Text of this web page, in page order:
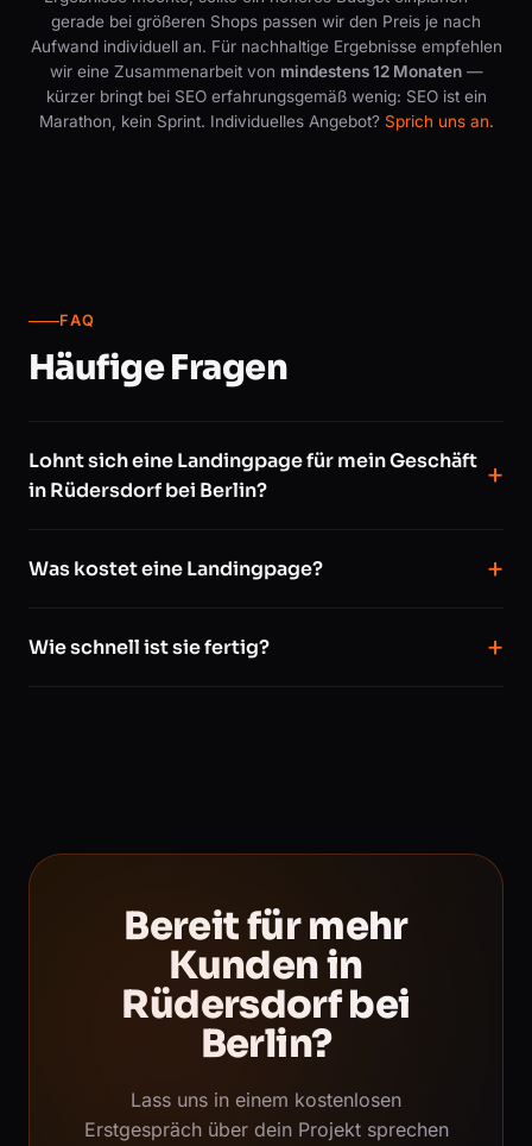
gerade bei größeren Shops passen wir den Preis je nach
Aufwand individuell an. Für nachhaltige Ergebnisse empfehlen
wir eine Zusammenarbeit von mindestens 12 Monaten—
kürzer bringt bei SEO erfahrungsgemäß wenig: SEO ist ein
Marathon, kein Sprint. Individuelles Angebot? Sprich uns an.
FAQ
Häufige Fragen
Lohnt sich eine Landingpage für mein Geschäft
in Rüdersdorf bei Berlin?
Was kostet eine Landingpage?
Wie schnell ist sie fertig?
Bereit für mehr
Kunden in
Rüdersdorf bei
Berlin?
Lass uns in einem kostenlosen
Erstgespräch über dein Projekt sprechen